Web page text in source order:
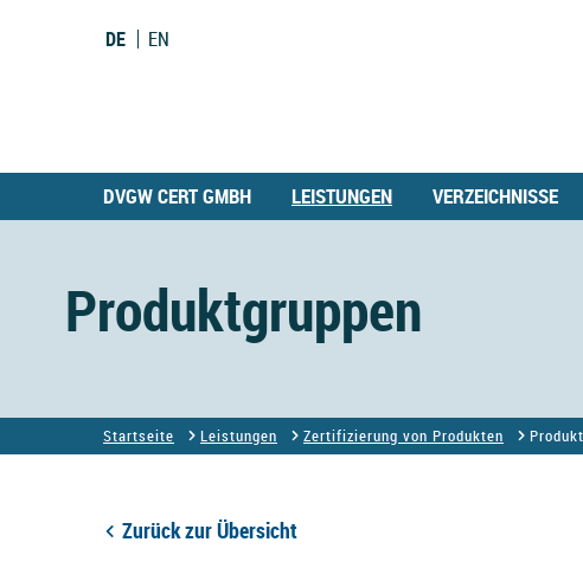
DE EN
DVGW CERT GMBH LEISTUNGEN VERZEICHNISSE
Produktgruppen
Startseite Leistungen Zertifizierung von Produkten
Zurück zur Übersicht